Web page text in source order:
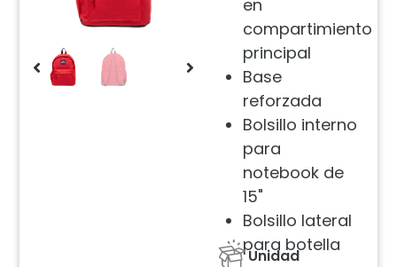
en
compartimiento
principal
Base
reforzada
Bolsillo interno
para
notebook de
15"
Bolsillo lateral
para botella
Unidad